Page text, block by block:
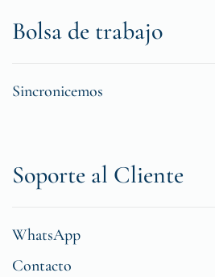
Bolsa de trabajo
Sincronicemos
Soporte al Cliente
WhatsApp
Contacto